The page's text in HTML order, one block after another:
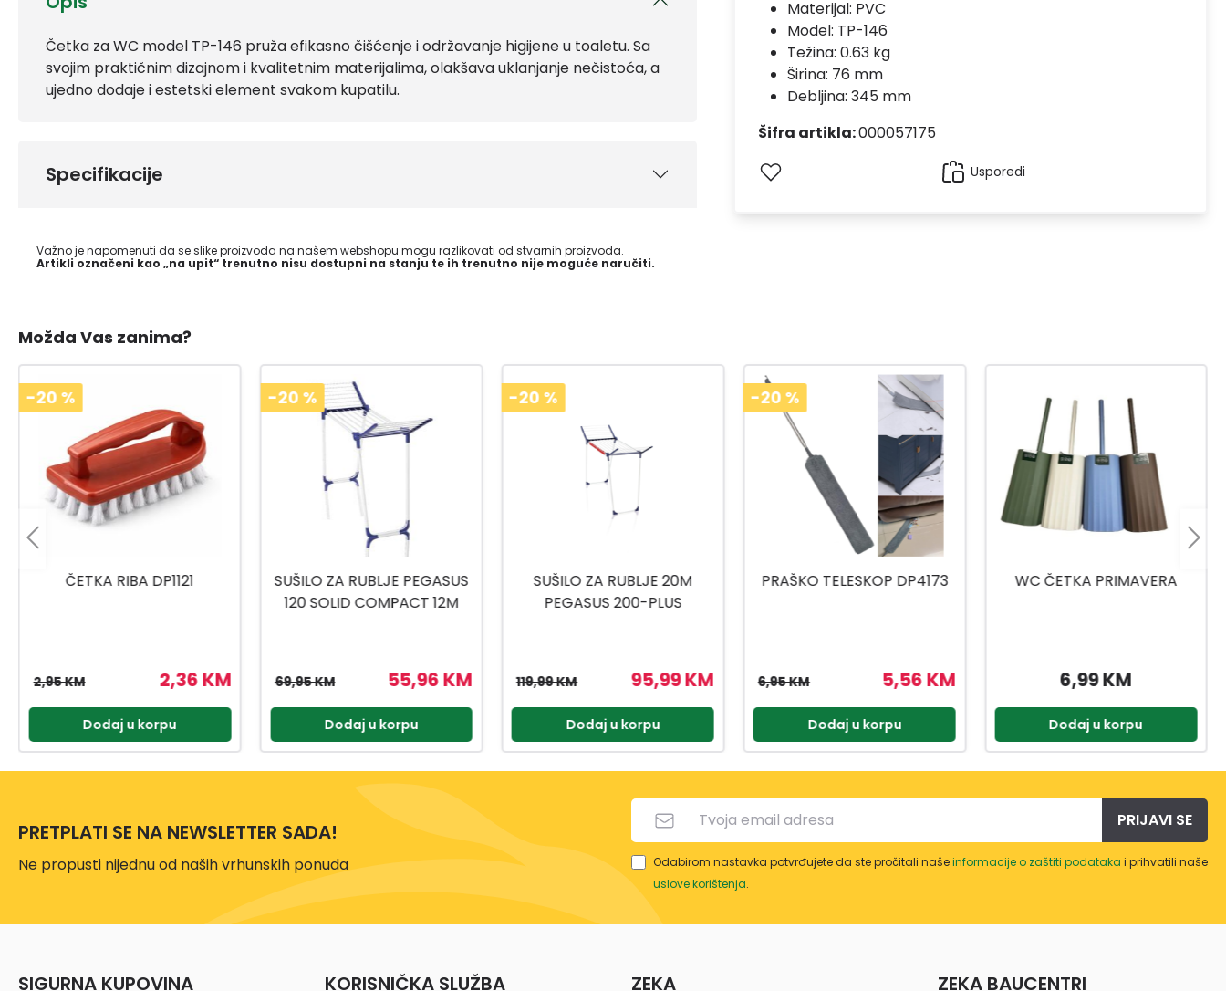
Četka za WC model TP-146 pruža efikasno čišćenje i održavanje higijene u toaletu. Sa
svojim praktičnim dizajnom i kvalitetnim materijalima, olakšava uklanjanje nečistoća, a
ujedno dodaje i estetski element svakom kupatilu.
Specifikacije
Važno je napomenuti da se slike proizvoda na našem webshopu mogu razlikovati od stvarnih proizvoda.
Artikli označeni kao „na upit“ trenutno nisu dostupni na stanju te ih trenutno nije moguće naručiti.
Materijal: PVC
Model: TP-146
Težina: 0.63 kg
Širina: 76 mm
Debljina: 345 mm
Šifra artikla:000057175
Usporedi
Možda Vas zanima?
-20 %
SUŠILO ZA RUBLJE PEGASUS
55,96 KM
69,95 KM
Dodaj u korpu
-20 %
SUŠILO ZA RUBLJE 20M
PEGASUS 200-PLUS
95,99 KM
119,99 KM
Dodaj u korpu
-20 %
PRAŠKO TELESKOP DP4173
5,56 KM
6,95 KM
Dodaj u korpu
WC ČETKA PRIMAVERA
6,99 KM
Dodaj u korpu
ZIDNO SUŠILO TELEGANT 81
71,96 KM
Dodaj u korpu
PRETPLATI SE NA NEWSLETTER SADA!
Ne propusti nijednu od naših vrhunskih ponuda
PRIJAVI SE
Odabirom nastavka potvrđujete da ste pročitali našeinformacije o zaštiti podataka i prihvatili naše
uslove korištenja.
SIGURNA KUPOVINA KORISNIČKA SLUŽBA ZEKA ZEKA BAUCENTRI